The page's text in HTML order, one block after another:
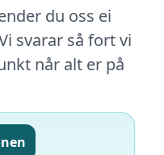
du oss ei
svarar så fort vi
når alt er på